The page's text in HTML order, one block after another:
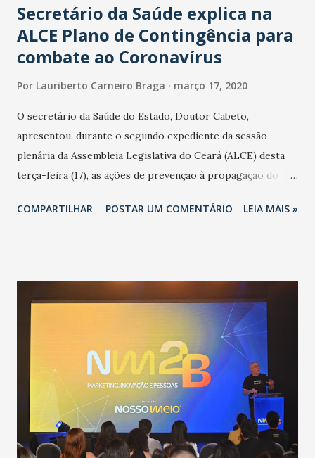
Secretário da Saúde explica na
ALCE Plano de Contingência para
combate ao Coronavírus
Por Lauriberto Carneiro Braga março 17, 2020
O secretário da Saúde do Estado, Doutor Cabeto,
apresentou, durante o segundo expediente da sessão
plenária da Assembleia Legislativa do Ceará (ALCE) desta
terça-feira (17), as ações de prevenção à propagação do
adotadas pelo Governo do Estado na contenção da
população suspeita e de cuidados com os ambientes
públicos e domiciliares. “Nós não estamos vivendo uma
epidemia comum, como temos em todos os anos, com
aumento de casos de dengue, influenza ou H1N1. Trata-se
de uma epidemia com um vírus diferente, com um poder de
contaminação maior que outros coronavírus”, apontou o
secretário. Segundo ele, é uma epidemia com chance de
contaminação alta, podendo gerar um grande risco à
população e ao sistema de saúde. “Precisamos saber fazer a
COMPARTILHAR POSTAR UM COMENTÁRIO LEIA MAIS »